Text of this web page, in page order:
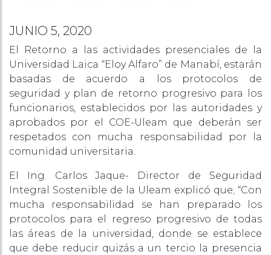
JUNIO 5, 2020
El Retorno a las actividades presenciales de la
Universidad Laica “Eloy Alfaro” de Manabí, estarán
basadas de acuerdo a los protocolos de
seguridad y plan de retorno progresivo para los
funcionarios, establecidos por las autoridades y
aprobados por el COE-Uleam que deberán ser
respetados con mucha responsabilidad por la
comunidad universitaria.
El Ing. Carlos Jaque- Director de Seguridad
Integral Sostenible de la Uleam explicó que; “Con
mucha responsabilidad se han preparado los
protocolos para el regreso progresivo de todas
las áreas de la universidad, donde se establece
que debe reducir quizás a un tercio la presencia